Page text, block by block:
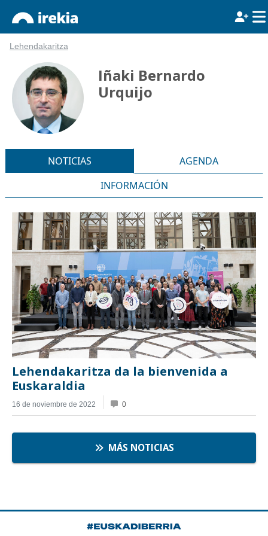
Lehendakaritza
Iñaki Bernardo
Urquijo
NOTICIAS
AGENDA
INFORMACIÓN